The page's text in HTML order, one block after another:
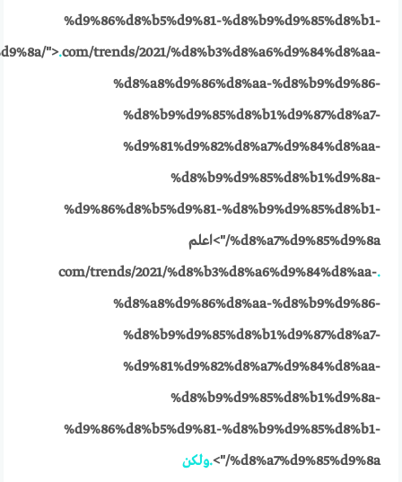
%d9%86%d8%b5%d9%81-%d8%b9%d9%85%d8%b1-
">.com/trends/2021/%d8%b3%d8%a6%d9%84%d8%aa-
%d8%a8%d9%86%d8%aa-%d8%b9%d9%86-
%d8%b9%d9%85%d8%b1%d9%87%d8%a7-
%d9%81%d9%82%d8%a7%d9%84%d8%aa-
%d8%b9%d9%85%d8%b1%d9%8a-
%d9%86%d8%b5%d9%81-%d8%b9%d9%85%d8%b1-
%d8%a7%d9%85%d9%8a/">اعلم
.
com/trends/2021/%d8%b3%d8%a6%d9%84%d8%aa-
%d8%a8%d9%86%d8%aa-%d8%b9%d9%86-
%d8%b9%d9%85%d8%b1%d9%87%d8%a7-
%d9%81%d9%82%d8%a7%d9%84%d8%aa-
%d8%b9%d9%85%d8%b1%d9%8a-
%d9%86%d8%b5%d9%81-%d8%b9%d9%85%d8%b1-
%d8%a7%d9%85%d9%8a/">
.ولكن